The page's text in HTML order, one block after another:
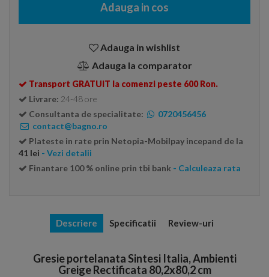
Adauga in cos
Adauga in wishlist
Adauga la comparator
Transport GRATUIT la comenzi peste 600 Ron.
Livrare: 24-48 ore
Consultanta de specialitate:
0720456456
contact@bagno.ro
Plateste in rate prin Netopia-Mobilpay incepand de la
41 lei - Vezi detalii
Finantare 100 % online prin tbi bank - Calculeaza rata
Descriere Specificatii Review-uri
Gresie portelanata Sintesi Italia, Ambienti
Greige Rectificata 80,2x80,2 cm